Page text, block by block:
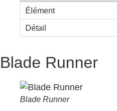
Blade Runner
Blade Runner